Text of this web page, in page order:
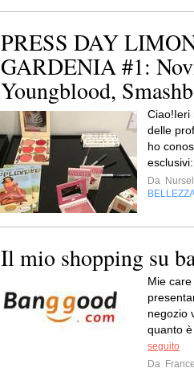
PRESS DAY
GARDENIA #1:
Youngblood,
Ciao!Ieri
delle
ho
Da
Il mio shopping su
Mie
negozio
quanto
seguito
Da